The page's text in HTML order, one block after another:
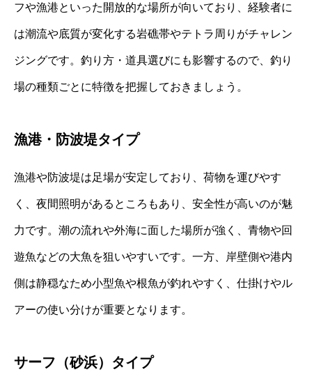
フや漁港といった開放的な場所が向いており、経験者に
は潮流や底質が変化する岩礁帯やテトラ周りがチャレン
ジングです。釣り方・道具選びにも影響するので、釣り
場の種類ごとに特徴を把握しておきましょう。
漁港・防波堤タイプ
漁港や防波堤は足場が安定しており、荷物を運びやす
く、夜間照明があるところもあり、安全性が高いのが魅
力です。潮の流れや外海に面した場所が強く、青物や回
遊魚などの大魚を狙いやすいです。一方、岸壁側や港内
側は静穏なため小型魚や根魚が釣れやすく、仕掛けやル
アーの使い分けが重要となります。
サーフ（砂浜）タイプ